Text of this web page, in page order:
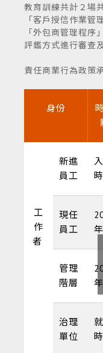
教育訓練共計２場
「客戶授信作業管
「外包商管理程序
評鑑方式進行審查
責任商業行為政策
身份
工
作
者
新進
員工
時
現任
員工
年
管理
階層
年
治理
單位
時